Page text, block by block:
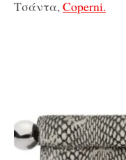
Τσάντα,Coperni.